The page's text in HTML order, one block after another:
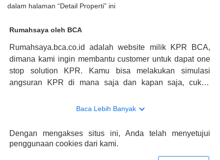
dalam halaman “Detail Properti” ini
Rumahsaya oleh BCA
Rumahsaya.bca.co.id adalah website milik KPR BCA,
dimana kami ingin membantu customer untuk dapat one
stop solution KPR. Kamu bisa melakukan simulasi
angsuran KPR di mana saja dan kapan saja, cukup
konsultasi mengenai KPR, maka ada layanan live chat
memberikan keuntungan yang berlipat, persyaratan
pengajuan KPR BCA juga sangat mudah, kamu bisa cek
Baca Lebih Banyak
Dengan mengakses situs ini, Anda telah menyetujui
penggunaan cookies dari kami.